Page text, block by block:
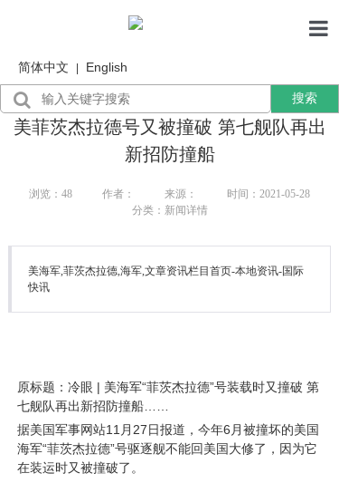
简体中文 English
行业资讯
搜索
美菲茨杰拉德号又被撞破 第七舰队再出
新招防撞船
浏览： 48 作者： 来源：
时间：2021-05-28
分类：新闻详情
美海军,菲茨杰拉德,海军,文章资讯栏目首页-本地资讯-国际
快讯
原标题：冷眼 | 美海军“菲茨杰拉德”号装载时又撞破 第
七舰队再出新招防撞船……
据美国军事网站11月27日报道，今年6月被撞坏的美国
海军“菲茨杰拉德”号驱逐舰不能回美国大修了，因为它
在装运时又被撞破了。